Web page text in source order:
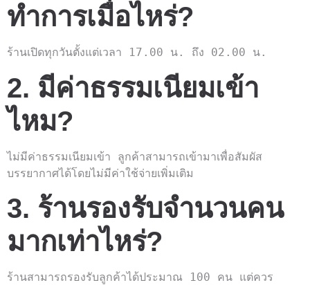
ทำการเมื่อไหร่?
ร้านเปิดทุกวันตั้งแต่เวลา 17.00 น. ถึง 02.00 น.
2. มีค่าธรรมเนียมเข้า
ไหม?
ไม่มีค่าธรรมเนียมเข้า ลูกค้าสามารถเข้ามาเพื่อสัมผัส
บรรยากาศได้โดยไม่มีค่าใช้จ่ายเพิ่มเติม
3. ร้านรองรับจำนวนคน
มากเท่าไหร่?
ร้านสามารถรองรับลูกค้าได้ประมาณ 100 คน แต่ควร